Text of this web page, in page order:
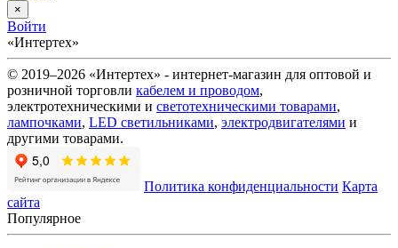
×
Войти
«Интертех»
© 2019–2026 «Интертех» - интернет-магазин для оптовой и
розничной торговли кабелем и проводом,
электротехническими и светотехническими товарами,
лампочками, LED светильниками, электродвигателями и
другими товарами.
Политика конфиденциальности Карта
сайта
Популярное